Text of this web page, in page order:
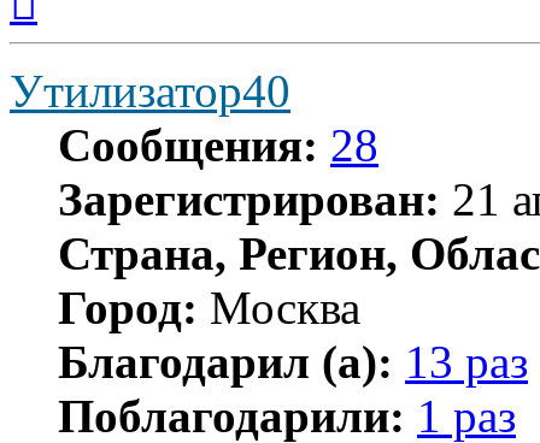
началу
Утилизатор40
Сообщения: 28
Зарегистрирован: 21
Страна, Регион,
Город: Москва
Благодарил (а): 13 раз
Поблагодарили: 1 раз